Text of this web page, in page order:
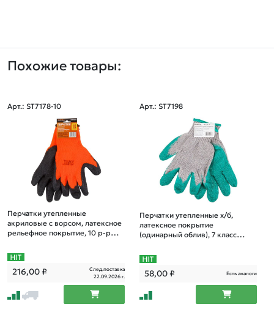
Похожие товары:
Арт.: ST7178-10
Перчатки утепленные
акриловые с ворсом, латексное
рельефное покрытие, 10 р-р
216,00₽
След.поставка
22.09.2026 г.
Арт.: ST7198
Перчатки утепленные х/б,
латексное покрытие
(одинарный облив), 7 класс
58,00₽ Есть аналоги